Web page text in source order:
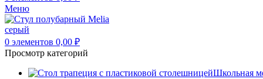
Меню
0 элементов 0,00 ₽
Просмотр категорий
Школьная